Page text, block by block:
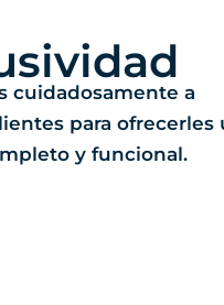
cuidadosamente a
para ofrecerles
y funcional.